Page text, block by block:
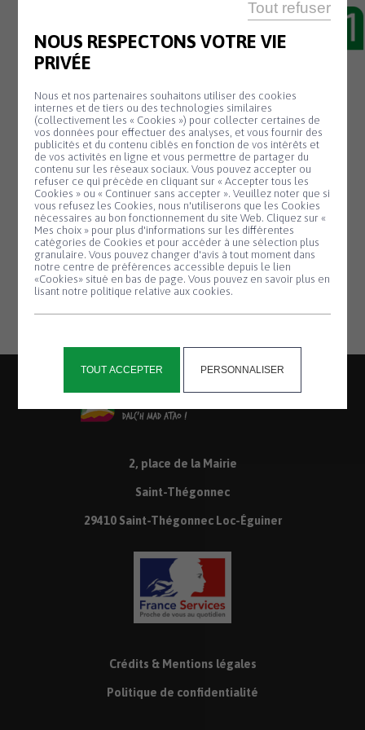
Panneau de gestion des cookies
NOUS RESPECTONS VOTRE VIE
PRIVÉE
Nous et nos partenaires souhaitons utiliser des cookies
internes et de tiers ou des technologies similaires
(collectivement les « Cookies ») pour collecter certaines de
vos données pour effectuer des analyses, et vous fournir des
publicités et du contenu ciblés en fonction de vos intérêts et
de vos activités en ligne et vous permettre de partager du
contenu sur les réseaux sociaux. Vous pouvez accepter ou
refuser ce qui précède en cliquant sur « Accepter tous les
Cookies » ou « Continuer sans accepter ». Veuillez noter que si
vous refusez les Cookies, nous n'utiliserons que les Cookies
nécessaires au bon fonctionnement du site Web. Cliquez sur «
Mes choix » pour plus d'informations sur les différentes
catégories de Cookies et pour accéder à une sélection plus
granulaire. Vous pouvez changer d'avis à tout moment dans
notre centre de préférences accessible depuis le lien
«Cookies» situé en bas de page. Vous pouvez en savoir plus en
lisant notre politique relative aux cookies.
TOUT ACCEPTER
Tout refuser
PERSONNALISER
28 FévCOUPURES
D’ÉLECTRICITÉ
– Jeudi 29 février de 9h à 11h dans les
lieux-dits : Ruskeg Vihan, Gouerorioù,
Kerzepre, Sainte-Brigitte, Gwazh al lann,
Kerwenn et Toull Gwich.
– Mardi 12 mars de 9h à 12h dans les lieux-
dits : Koulard, Kerever, Pennaneac’h Kuzh-
heol, Kerwenn, Pont ar Roz, Kerbrad, Pont
Glas, Saint-Aubin, Traoñlenn, Kernevez et
Ruskeg Vras.
2, place de la Mairie
Saint-Thégonnec
29410 Saint-Thégonnec Loc-Éguiner
Crédits & Mentions légales
Politique de confidentialité